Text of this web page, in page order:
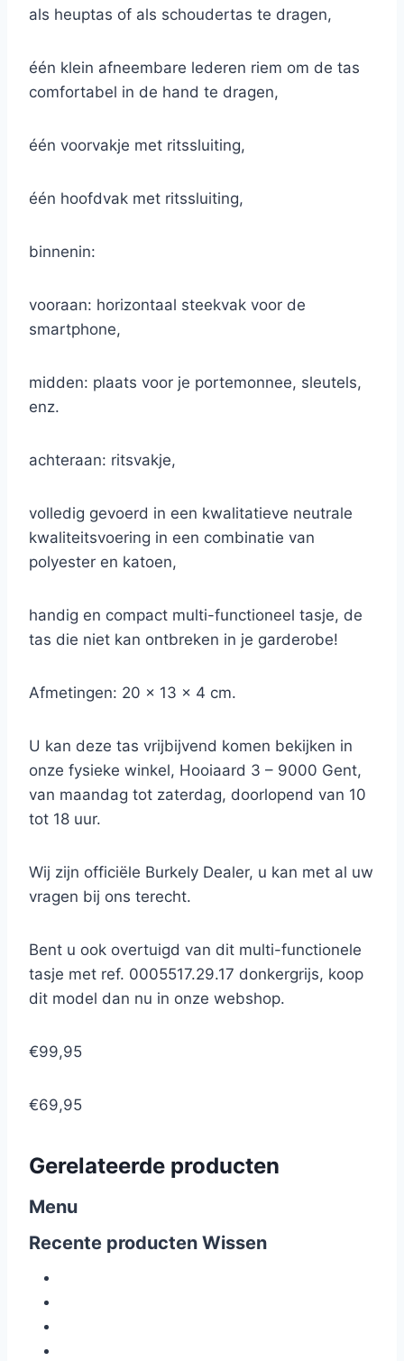
als heuptas of als schoudertas te dragen,
één klein afneembare lederen riem om de tas
comfortabel in de hand te dragen,
één voorvakje met ritssluiting,
één hoofdvak met ritssluiting,
binnenin:
vooraan: horizontaal steekvak voor de
smartphone,
midden: plaats voor je portemonnee, sleutels,
enz.
achteraan: ritsvakje,
volledig gevoerd in een kwalitatieve neutrale
kwaliteitsvoering in een combinatie van
polyester en katoen,
handig en compact multi-functioneel tasje, de
tas die niet kan ontbreken in je garderobe!
Afmetingen: 20 x 13 x 4 cm.
U kan deze tas vrijbijvend komen bekijken in
onze fysieke winkel, Hooiaard 3 – 9000 Gent,
van maandag tot zaterdag, doorlopend van 10
tot 18 uur.
Wij zijn officiële Burkely Dealer, u kan met al uw
vragen bij ons terecht.
Bent u ook overtuigd van dit multi-functionele
tasje met ref. 0005517.29.17 donkergrijs, koop
dit model dan nu in onze webshop.
€99,95
€69,95
Gerelateerde producten
Menu
Recente producten Wissen